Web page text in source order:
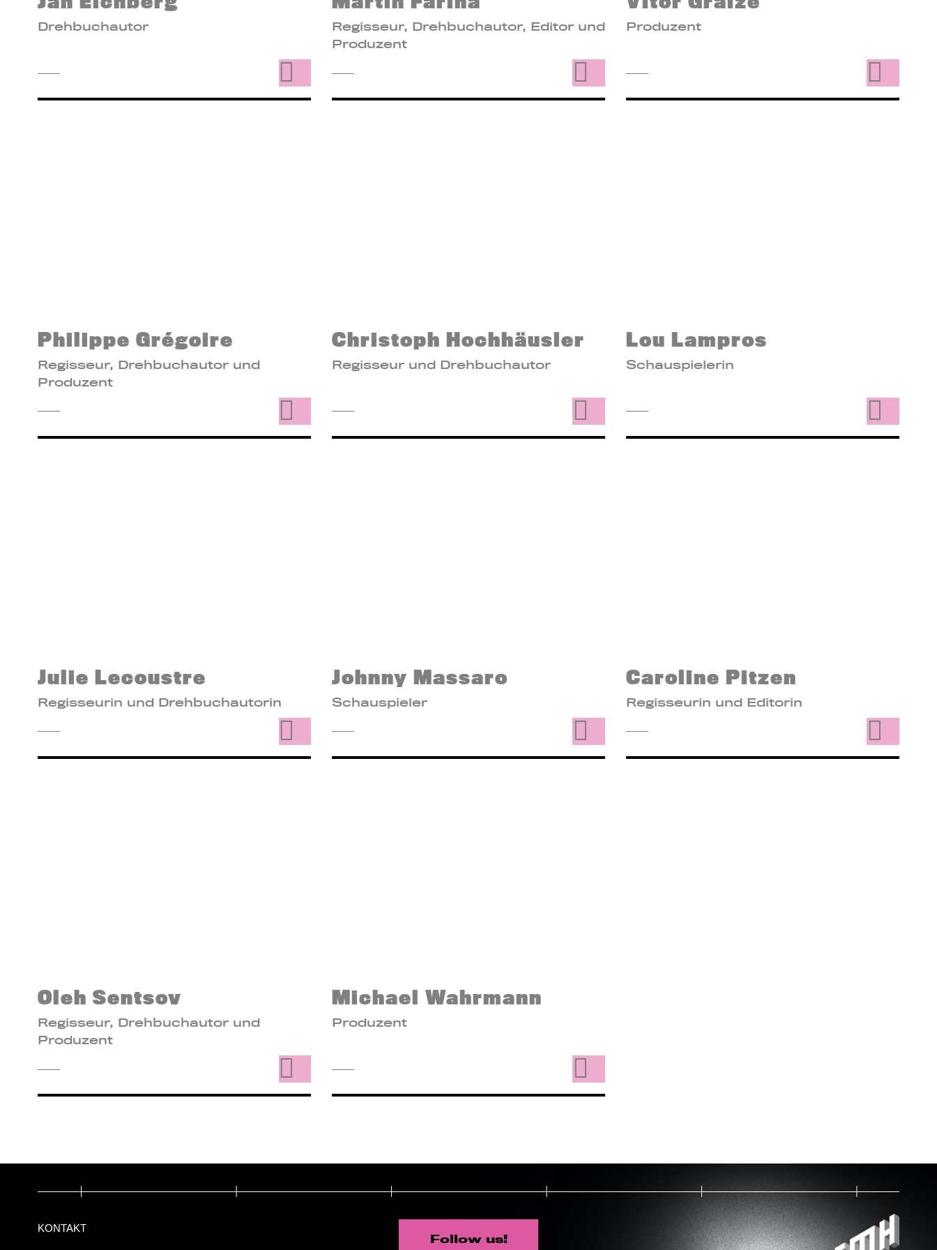
Drehbuchautor
Regisseur, Drehbuchautor, Editor und
Produzent
Produzent
Philippe Grégoire
Regisseur, Drehbuchautor und
Produzent
Christoph Hochhäusler
Regisseur und Drehbuchautor
Lou Lampros
Schauspielerin
Julie Lecoustre
Regisseurin und Drehbuchautorin
Johnny Massaro
Schauspieler
Caroline Pitzen
Regisseurin und Editorin
Oleh Sentsov
Regisseur, Drehbuchautor und
Produzent
Michael Wahrmann
Produzent
KONTAKT
Follow us!